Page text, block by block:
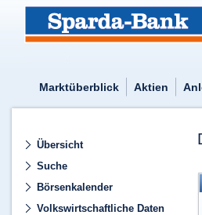
Marktüberblick Aktien
Übersicht
Suche
Börsenkalender
Volkswirtschaftliche Daten